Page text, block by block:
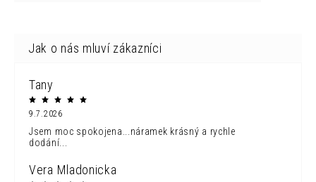
Tany
9.7.2026
Jsem moc spokojena...náramek krásný a rychle
dodání...
Vera Mladonicka